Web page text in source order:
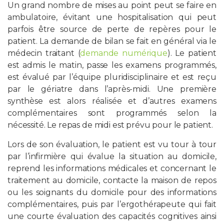
Un grand nombre de mises au point peut se faire en
ambulatoire, évitant une hospitalisation qui peut
parfois être source de perte de repères pour le
patient. La demande de bilan se fait en général via le
médecin traitant (demande numérique). Le patient
est admis le matin, passe les examens programmés,
est évalué par l’équipe pluridisciplinaire et est reçu
par le gériatre dans l’après-midi. Une première
synthèse est alors réalisée et d’autres examens
complémentaires sont programmés selon la
nécessité. Le repas de midi est prévu pour le patient.
Lors de son évaluation, le patient est vu tour à tour
par l’infirmière qui évalue la situation au domicile,
reprend les informations médicales et concernant le
traitement au domicile, contacte la maison de repos
ou les soignants du domicile pour des informations
complémentaires, puis par l’ergothérapeute qui fait
une courte évaluation des capacités cognitives ainsi